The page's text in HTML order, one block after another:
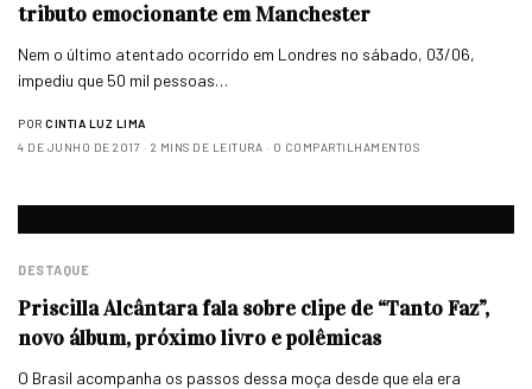
tributo emocionante em Manchester
Nem o último atentado ocorrido em Londres no sábado, 03/06,
impediu que 50 mil pessoas…
POR CINTIA LUZ LIMA
4 DE JUNHO DE 2017
2 MINS DE LEITURA 0 COMPARTILHAMENTOS
DESTAQUE
Priscilla Alcântara fala sobre clipe de “Tanto Faz”,
novo álbum, próximo livro e polêmicas
O Brasil acompanha os passos dessa moça desde que ela era